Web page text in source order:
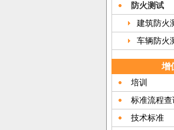
防火测试
建筑防火
车辆防火
增
培训
标准流程查
技术标准